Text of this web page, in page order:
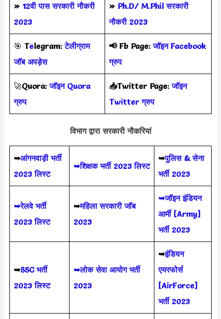
» 12वी पास सरकारी नौकरी
2023
» Ph.D/ M.Phil सरकारी
नौकरी 2023
🎯 Telegram: टेलीग्राम
जॉब अपड़ेस
📢 Fb Page:जॉइन Facebook
ग्रुप
🚀Quora:जॉइन Quora
ग्रुप
📥Twitter Page:जॉइन
Twitter ग्रुप
विभाग द्वारा सरकारी नौकरियां
➥आंगनवाड़ी भर्ती
2023 लिस्ट
➥शिक्षक भर्ती 2023 लिस्ट
➥पुलिस & सेना
भर्ती 2023
➥रेलवे भर्ती
2023 लिस्ट
➥महिला सरकारी जॉब
2023
➥जॉइन इंडियन
आर्मी [Army]
भर्ती 2023
➥SSC भर्ती
2023 लिस्ट
➥लोक सेवा आयोग भर्ती
2023
➥इंडियन
एयरफोर्स
[AirForce]
भर्ती 2023